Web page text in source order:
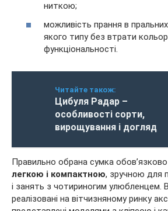
ниткою;
можливість прання в
якого типу без втрати
функціональності.
Читайте також:
Цибуля Радар –
особливості сорти,
вирощування і догляд
Правильно обрана сумка
легкою і компактною, зручною для
і занять з чотириногим улюбленцем.
реалізовані на вітчизняному ринку